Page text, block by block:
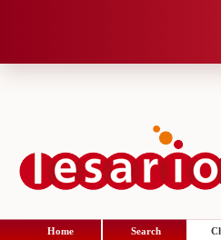
Home Search